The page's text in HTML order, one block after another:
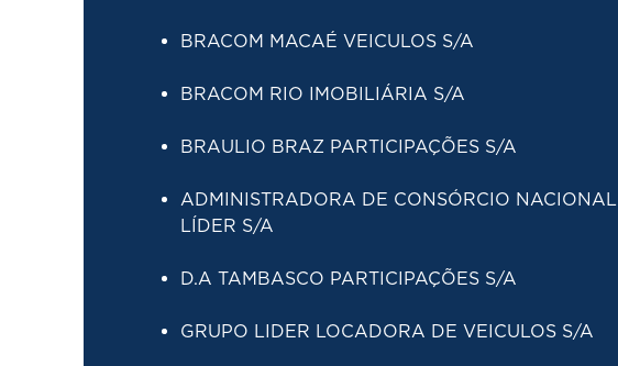
BRACOM MACAÉ VEICULOS S/A
BRACOM RIO IMOBILIÁRIA S/A
BRAULIO BRAZ PARTICIPAÇÕES S/A
ADMINISTRADORA DE CONSÓRCIO NACIONAL
LÍDER S/A
D.A TAMBASCO PARTICIPAÇÕES S/A
GRUPO LIDER LOCADORA DE VEICULOS S/A